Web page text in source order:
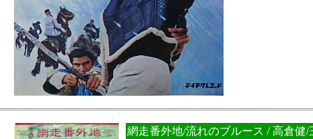
網走番外地/流れのブルース / 高倉健/